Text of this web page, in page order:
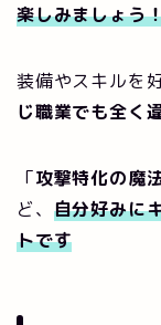
楽しみましょう
装備やスキルを
じ職業でも全く
「攻撃特化の魔
ど、 自分好みに
トです